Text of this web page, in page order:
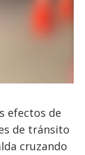
efectos de
de tránsito
cruzando